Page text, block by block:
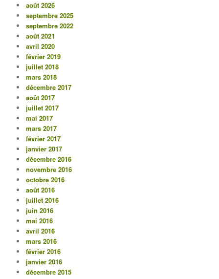
août 2026
septembre 2025
septembre 2022
août 2021
avril 2020
février 2019
juillet 2018
mars 2018
décembre 2017
août 2017
juillet 2017
mai 2017
mars 2017
février 2017
janvier 2017
décembre 2016
novembre 2016
octobre 2016
août 2016
juillet 2016
juin 2016
mai 2016
avril 2016
mars 2016
février 2016
janvier 2016
décembre 2015